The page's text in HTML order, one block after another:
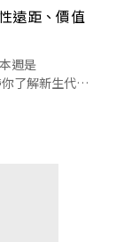
遠距、價值
週是
了解新生代吸